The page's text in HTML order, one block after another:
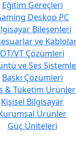
Eğitim Gereçleri
Deskop PC
Bileşenleri
ve
OT/VT Çözümleri
ve Ses
Baskı Çözümleri
& Tüketim
Kişisel Bilgisayar
Ürünler
Güç Üniteleri